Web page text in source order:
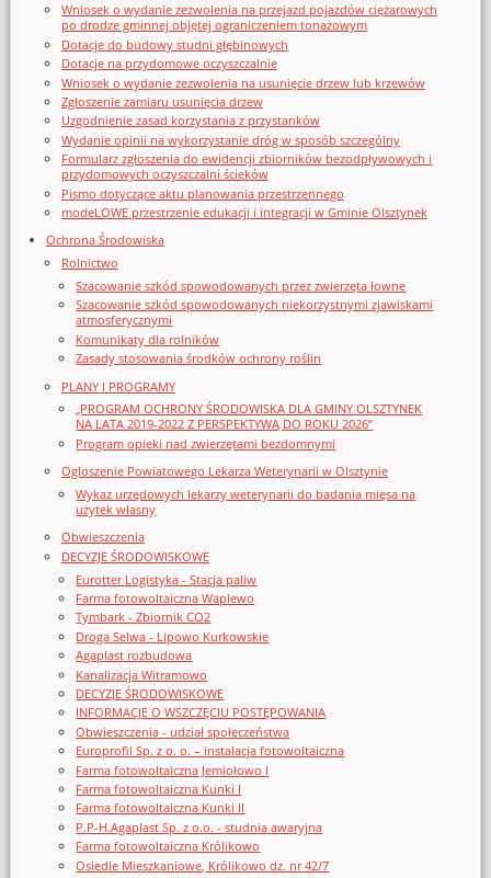
Wniosek o wydanie zezwolenia na przejazd pojazdów ciężarowych
po drodze gminnej objętej ograniczeniem tonażowym
Dotacje do budowy studni głębinowych
Dotacje na przydomowe oczyszczalnie
Wniosek o wydanie zezwolenia na usunięcie drzew lub krzewów
Zgłoszenie zamiaru usunięcia drzew
Uzgodnienie zasad korzystania z przystanków
Wydanie opinii na wykorzystanie dróg w sposób szczególny
Formularz zgłoszenia do ewidencji zbiorników bezodpływowych i
przydomowych oczyszczalni ścieków
Pismo dotyczące aktu planowania przestrzennego
modeLOWE przestrzenie edukacji i integracji w Gminie Olsztynek
Ochrona Środowiska
Rolnictwo
Szacowanie szkód spowodowanych przez zwierzęta łowne
Szacowanie szkód spowodowanych niekorzystnymi zjawiskami
atmosferycznymi
Komunikaty dla rolników
Zasady stosowania środków ochrony roślin
PLANY I PROGRAMY
„PROGRAM OCHRONY ŚRODOWISKA DLA GMINY OLSZTYNEK
NA LATA 2019-2022 Z PERSPEKTYWĄ DO ROKU 2026”
Program opieki nad zwierzętami bezdomnymi
Ogloszenie Powiatowego Lekarza Weterynarii w Olsztynie
Wykaz urzędowych lekarzy weterynarii do badania mięsa na
użytek własny
Obwieszczenia
DECYZJE ŚRODOWISKOWE
Eurotter Logistyka - Stacja paliw
Farma fotowoltaiczna Waplewo
Tymbark - Zbiornik CO2
Droga Selwa - Lipowo Kurkowskie
Agaplast rozbudowa
Kanalizacja Witramowo
DECYZJE ŚRODOWISKOWE
INFORMACJE O WSZCZĘCIU POSTĘPOWANIA
Obwieszczenia - udział społeczeństwa
Europrofil Sp. z o. o. – instalacja fotowoltaiczna
Farma fotowoltaiczna Jemiołowo I
Farma fotowoltaiczna Kunki I
Farma fotowoltaiczna Kunki II
P.P-H.Agaplast Sp. z o.o. - studnia awaryjna
Farma fotowoltaiczna Królikowo
Osiedle Mieszkaniowe, Królikowo dz. nr 42/7